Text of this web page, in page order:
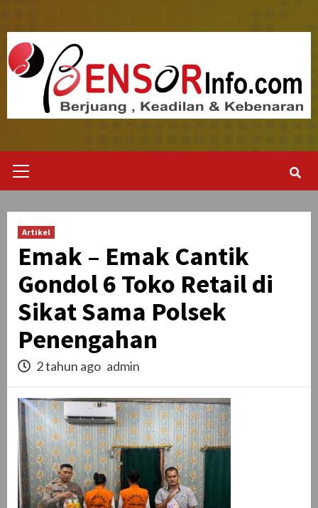
content
Menu
Artikel
Emak – Emak Cantik
Gondol 6 Toko Retail di
Sikat Sama Polsek
Penengahan
2 tahun ago admin